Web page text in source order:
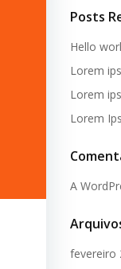
Posts
Hello
Lorem
Lorem
Lorem
A
fevereiro